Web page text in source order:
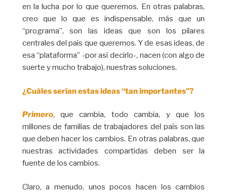
en la lucha por lo que queremos. En otras palabras,
creo que lo que es indispensable, más que un
“programa”, son las ideas que son los pilares
centrales del país que queremos. Y de esas ideas, de
esa “plataforma” -por así decirlo-, nacen (con algo de
suerte y mucho trabajo), nuestras soluciones.
¿Cuáles serían estas ideas “tan importantes”?
Primero, que cambia, todo cambia, y que los
millones de familias de trabajadores del país son las
que deben hacer los cambios. En otras palabras, que
nuestras actividades compartidas deben ser la
fuente de los cambios.
Claro, a menudo, unos pocos hacen los cambios